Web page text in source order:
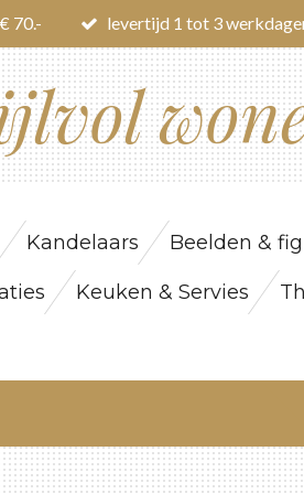
70.- levertijd 1 tot 3
Kandelaars Beelden &
Keuken & Servies